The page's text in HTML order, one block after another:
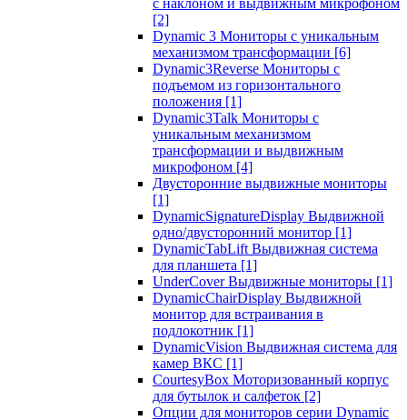
с наклоном и выдвижным микрофоном
[2]
Dynamic 3 Мониторы с уникальным
механизмом трансформации [6]
Dynamic3Reverse Мониторы с
подъемом из горизонтального
положения [1]
Dynamic3Talk Мониторы с
уникальным механизмом
трансформации и выдвижным
микрофоном [4]
Двусторонние выдвижные мониторы
[1]
DynamicSignatureDisplay Выдвижной
одно/двусторонний монитор [1]
DynamicTabLift Выдвижная система
для планшета [1]
UnderCover Выдвижные мониторы [1]
DynamicChairDisplay Выдвижной
монитор для встраивания в
подлокотник [1]
DynamicVision Выдвижная система для
камер ВКС [1]
CourtesyBox Моторизованный корпус
для бутылок и салфеток [2]
Опции для мониторов серии Dynamic